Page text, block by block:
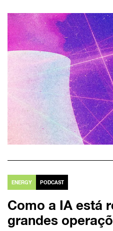
ENERGY PODCAST
Como a IA está
grandes